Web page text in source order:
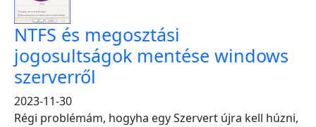
NTFS és megosztási
jogosultságok mentése windows
szerverről
2023-11-30
Régi problémám, hogyha egy Szervert újra kell húzni,